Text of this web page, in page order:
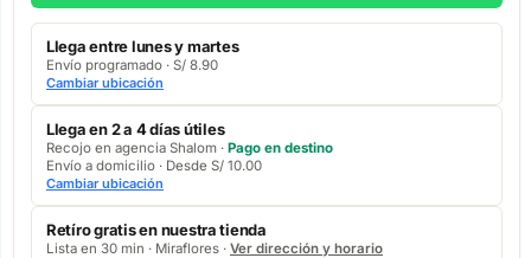
Llega entre lunes y martes
Envío programado · S/ 8.90
Cambiar ubicación
Llega en 2 a 4 días útiles
Recojo en agencia Shalom · Pago en destino
Envío a domicilio · Desde S/ 10.00
Cambiar ubicación
Retíro gratis en nuestra tienda
Lista en 30 min · Miraflores · Ver dirección y horario